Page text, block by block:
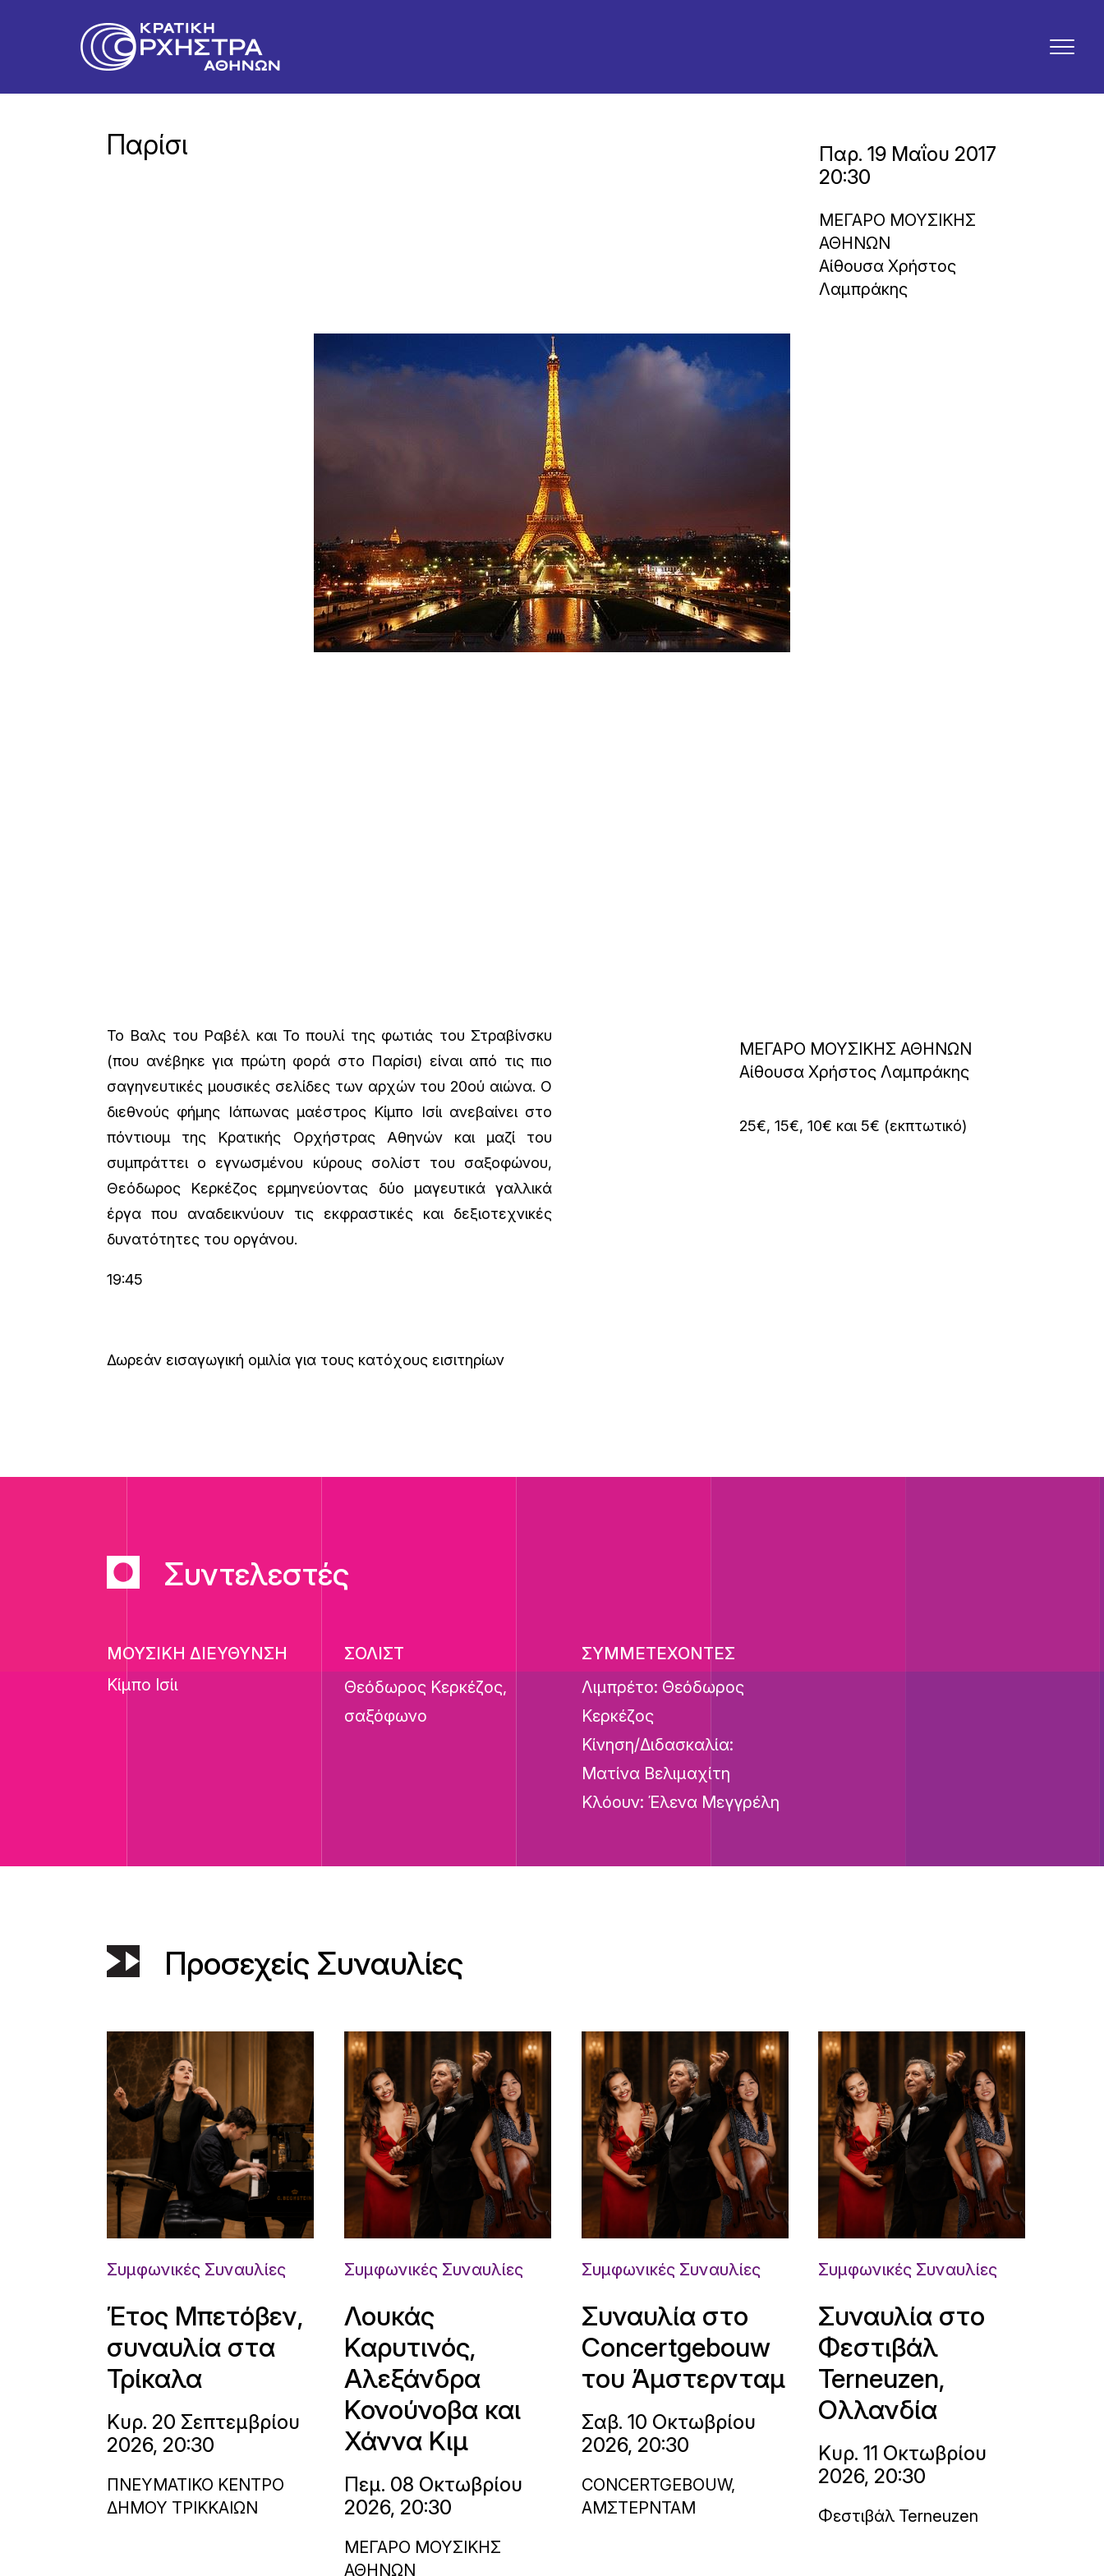
Παρίσι
Παρ. 19 Μαΐου 2017
20:30
ΜΕΓΑΡΟ ΜΟΥΣΙΚΗΣ
ΑΘΗΝΩΝ
Αίθουσα Χρήστος
Λαμπράκης
Το Βαλς του Ραβέλ και Το πουλί της φωτιάς του Στραβίνσκυ
(που ανέβηκε για πρώτη φορά στο Παρίσι) είναι από τις πιο
σαγηνευτικές μουσικές σελίδες των αρχών του 20ού αιώνα. Ο
διεθνούς φήμης Ιάπωνας μαέστρος Κίμπο Ισίι ανεβαίνει στο
πόντιουμ της Κρατικής Ορχήστρας Αθηνών και μαζί του
συμπράττει ο εγνωσμένου κύρους σολίστ του σαξοφώνου,
Θεόδωρος Κερκέζος ερμηνεύοντας δύο μαγευτικά γαλλικά
έργα που αναδεικνύουν τις εκφραστικές και δεξιοτεχνικές
δυνατότητες του οργάνου.
19:45
Δωρεάν εισαγωγική ομιλία για τους κατόχους εισιτηρίων
ΜΕΓΑΡΟ ΜΟΥΣΙΚΗΣ ΑΘΗΝΩΝ
Αίθουσα Χρήστος Λαμπράκης
25€, 15€, 10€ και 5€ (εκπτωτικό)
Συντελεστές
ΜΟΥΣΙΚΗ ΔΙΕΥΘΥΝΣΗ
Κίμπο Ισίι
ΣΟΛΙΣΤ
Θεόδωρος Κερκέζος,
σαξόφωνο
ΣΥΜΜΕΤΕΧΟΝΤΕΣ
Λιμπρέτο: Θεόδωρος
Κερκέζος
Κίνηση/Διδασκαλία:
Ματίνα Βελιμαχίτη
Κλόουν: Έλενα Μεγγρέλη
Προσεχείς Συναυλίες
Συμφωνικές Συναυλίες
Έτος Μπετόβεν,
συναυλία στα
Τρίκαλα
Κυρ. 20 Σεπτεμβρίου
2026, 20:30
ΠΝΕΥΜΑΤΙΚΟ ΚΕΝΤΡΟ
ΔΗΜΟΥ ΤΡΙΚΚΑΙΩΝ
Συμφωνικές Συναυλίες
Λουκάς
Καρυτινός,
Αλεξάνδρα
Κονούνοβα και
Χάννα Κιμ
Πεμ. 08 Οκτωβρίου
2026, 20:30
ΜΕΓΑΡΟ ΜΟΥΣΙΚΗΣ
ΑΘΗΝΩΝ
Συμφωνικές Συναυλίες
Συναυλία στο
Concertgebouw
του Άμστερνταμ
Σαβ. 10 Οκτωβρίου
2026, 20:30
CONCERTGEBOUW,
ΑΜΣΤΕΡΝΤΑΜ
Συμφωνικές Συναυλίες
Συναυλία στο
Φεστιβάλ
Terneuzen,
Ολλανδία
Κυρ. 11 Οκτωβρίου
2026, 20:30
Φεστιβάλ Terneuzen